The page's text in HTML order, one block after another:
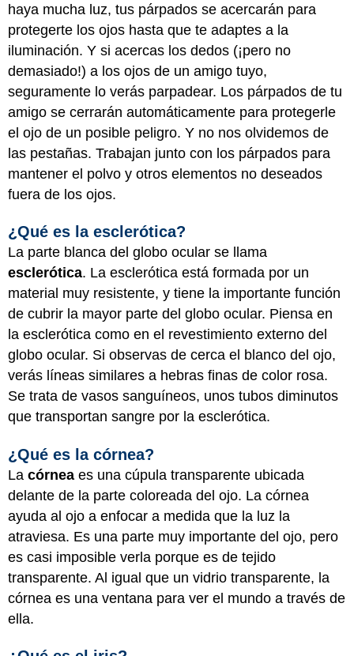
haya mucha luz, tus párpados se acercarán para
protegerte los ojos hasta que te adaptes a la
iluminación. Y si acercas los dedos (¡pero no
demasiado!) a los ojos de un amigo tuyo,
seguramente lo verás parpadear. Los párpados de tu
amigo se cerrarán automáticamente para protegerle
el ojo de un posible peligro. Y no nos olvidemos de
las pestañas. Trabajan junto con los párpados para
mantener el polvo y otros elementos no deseados
fuera de los ojos.
¿Qué es la esclerótica?
La parte blanca del globo ocular se llama
esclerótica. La esclerótica está formada por un
material muy resistente, y tiene la importante función
de cubrir la mayor parte del globo ocular. Piensa en
la esclerótica como en el revestimiento externo del
globo ocular. Si observas de cerca el blanco del ojo,
verás líneas similares a hebras finas de color rosa.
Se trata de vasos sanguíneos, unos tubos diminutos
que transportan sangre por la esclerótica.
¿Qué es la córnea?
La córnea es una cúpula transparente ubicada
delante de la parte coloreada del ojo. La córnea
ayuda al ojo a enfocar a medida que la luz la
atraviesa. Es una parte muy importante del ojo, pero
es casi imposible verla porque es de tejido
transparente. Al igual que un vidrio transparente, la
córnea es una ventana para ver el mundo a través de
ella.